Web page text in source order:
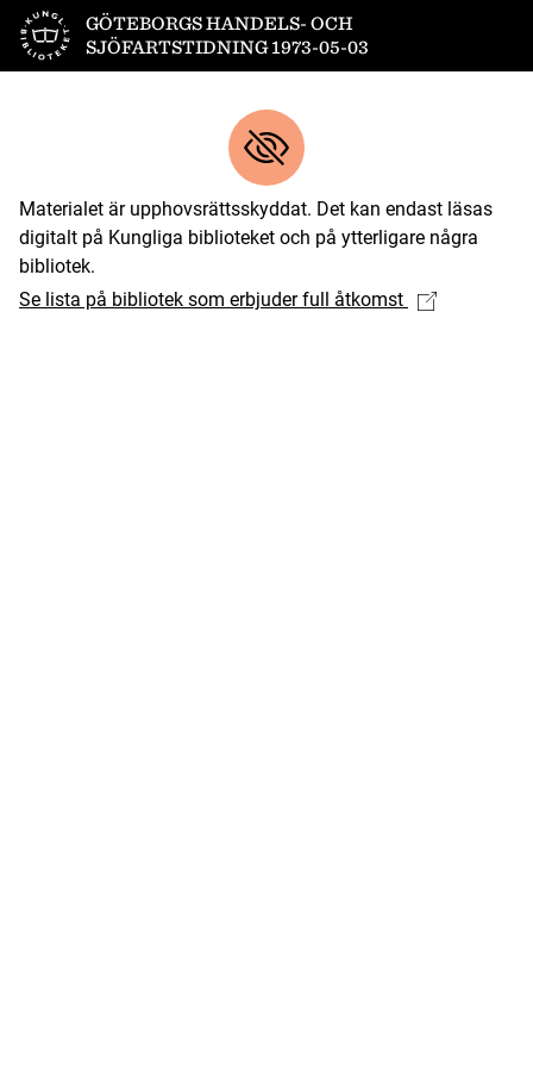
Till startsidanGÖTEBORGS HANDELS- OCH
SJÖFARTSTIDNING 1973-05-03
Materialet är upphovsrättsskyddat. Det kan endast läsas
digitalt på Kungliga biblioteket och på ytterligare några
bibliotek.
Se lista på bibliotek som erbjuder full åtkomst